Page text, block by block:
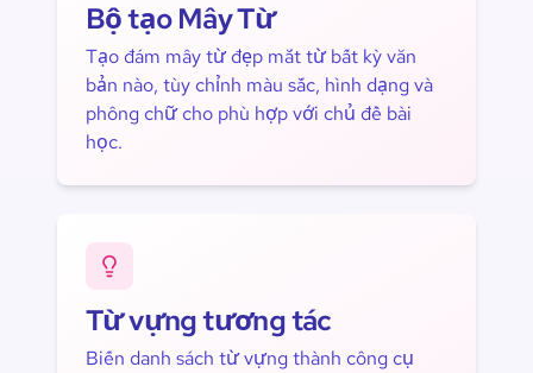
Bộ tạo Mây Từ
Tạo đám mây từ đẹp mắt từ bất kỳ văn
bản nào, tùy chỉnh màu sắc, hình dạng và
phông chữ cho phù hợp với chủ đề bài
học.
Từ vựng tương tác
Biến danh sách từ vựng thành công cụ